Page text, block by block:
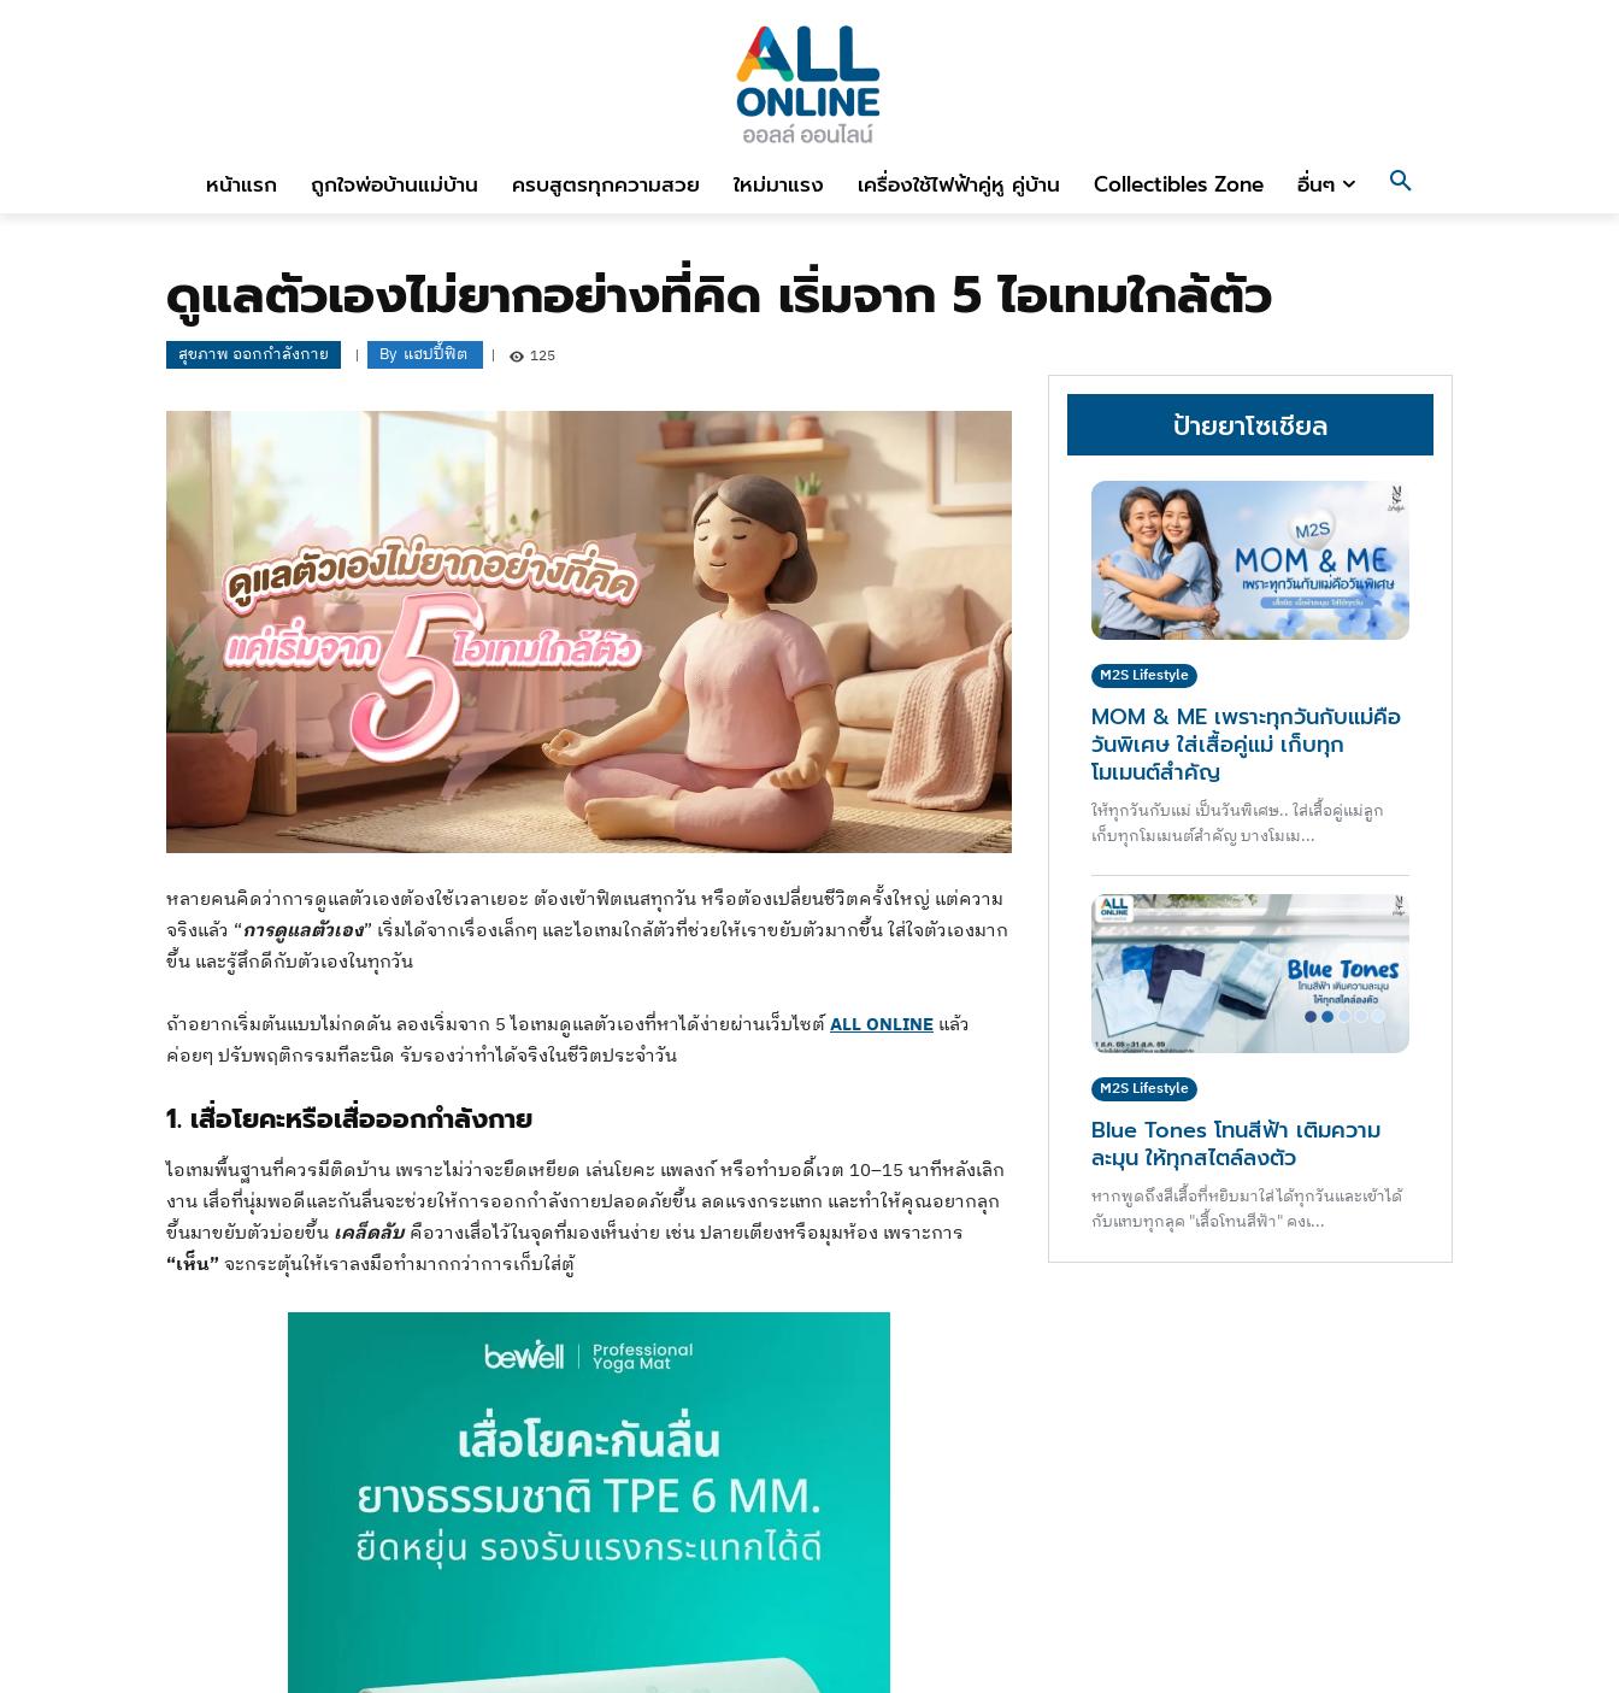
หน้าแรก ถูกใจพ่อบ้านแม่บ้าน ครบสูตรทุกความสวย ใหม่มาแรง เครื่องใช้ไฟฟ้าคู่หู คู่บ้าน Collectibles Zone อื่นๆ
ดูแลตัวเองไม่ยากอย่างที่คิด เริ่มจาก 5 ไอเทมใกล้ตัว
สุขภาพ ออกกำลังกาย By แฮปปี้ฟิต 125
หลายคนคิดว่าการดูแลตัวเองต้องใช้เวลาเยอะ ต้องเข้าฟิตเนสทุกวัน หรือต้องเปลี่ยนชีวิตครั้งใหญ่ แต่ความ
จริงแล้ว “การดูแลตัวเอง” เริ่มได้จากเรื่องเล็กๆ และไอเทมใกล้ตัวที่ช่วยให้เราขยับตัวมากขึ้น ใส่ใจตัวเองมาก
ขึ้น และรู้สึกดีกับตัวเองในทุกวัน
ถ้าอยากเริ่มต้นแบบไม่กดดัน ลองเริ่มจาก 5 ไอเทมดูแลตัวเองที่หาได้ง่ายผ่านเว็บไซต์ALL ONLINE แล้ว
ค่อยๆ ปรับพฤติกรรมทีละนิด รับรองว่าทำได้จริงในชีวิตประจำวัน
1. เสื่อโยคะหรือเสื่อออกกำลังกาย
ไอเทมพื้นฐานที่ควรมีติดบ้าน เพราะไม่ว่าจะยืดเหยียด เล่นโยคะ แพลงก์ หรือทำบอดี้เวต 10–15 นาทีหลังเลิก
งาน เสื่อที่นุ่มพอดีและกันลื่นจะช่วยให้การออกกำลังกายปลอดภัยขึ้น ลดแรงกระแทก และทำให้คุณอยากลุก
ขึ้นมาขยับตัวบ่อยขึ้น เคล็ดลับคือวางเสื่อไว้ในจุดที่มองเห็นง่าย เช่น ปลายเตียงหรือมุมห้อง เพราะการ
“เห็น” จะกระตุ้นให้เราลงมือทำมากกว่าการเก็บใส่ตู้
ป้ายยาโซเชียล
M2S Lifestyle
MOM & ME เพราะทุกวันกับแม่คือ
วันพิเศษ ใส่เสื้อคู่แม่ เก็บทุก
โมเมนต์สำคัญ
ให้ทุกวันกับแม่ เป็นวันพิเศษ.. ใส่เสื้อคู่แม่ลูก
เก็บทุกโมเมนต์สำคัญ บางโมเม...
M2S Lifestyle
Blue Tones โทนสีฟ้า เติมความ
ละมุน ให้ทุกสไตล์ลงตัว
หากพูดถึงสีเสื้อที่หยิบมาใส่ได้ทุกวันและเข้าได้
กับแทบทุกลุค "เสื้อโทนสีฟ้า" คงเ...